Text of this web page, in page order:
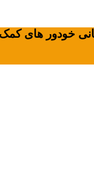
خودور های کمک